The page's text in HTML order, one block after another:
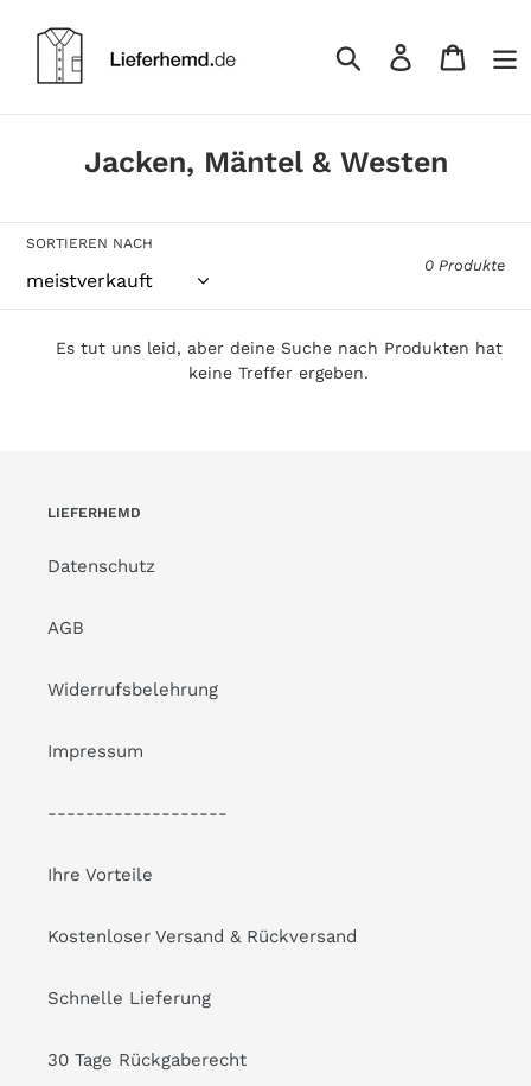
Einloggen
S
m
m
u
Jacken, Mäntel & Westen
SORTIEREN NACH
0 Produkte
Es tut uns leid, aber deine Suche nach Produkten hat
keine Treffer ergeben.
LIEFERHEMD
Datenschutz
AGB
Widerrufsbelehrung
Impressum
-------------------
Ihre Vorteile
Kostenloser Versand & Rückversand
Schnelle Lieferung
30 Tage Rückgaberecht